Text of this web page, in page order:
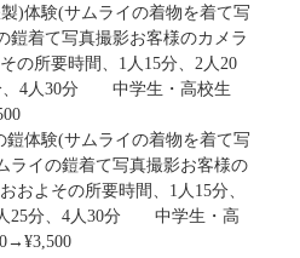
)体験(サムライの着物を着て写
鎧着て写真撮影お客様のカメラ
の所要時間、1人15分、2人20
、4人30分 中学生・高校生
鎧体験(サムライの着物を着て写
ライの鎧着て写真撮影お客様の
およその所要時間、1人15分、
25分、4人30分 中学生・高